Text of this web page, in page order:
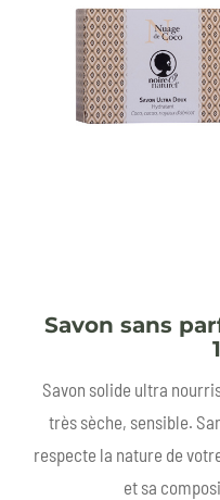
Savon sans
Savon solide ultra
très sèche, sensible.
respecte la nature de
et sa